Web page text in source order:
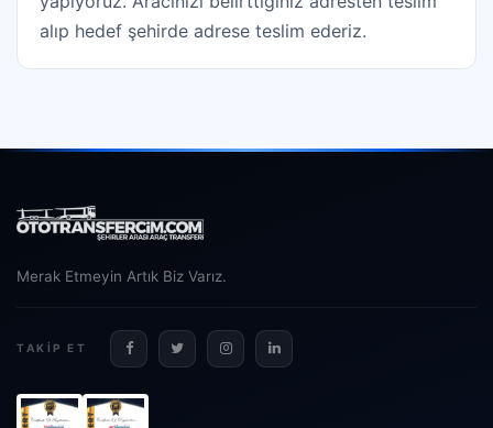
alıp hedef şehirde adrese teslim ederiz.
Merak Etmeyin Artık Biz Varız.
TAKIP ET